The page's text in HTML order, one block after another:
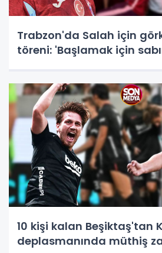
Trabzon'da Salah için
töreni: 'Başlamak için
10 kişi kalan Beşiktaş'tan
deplasmanında müthiş